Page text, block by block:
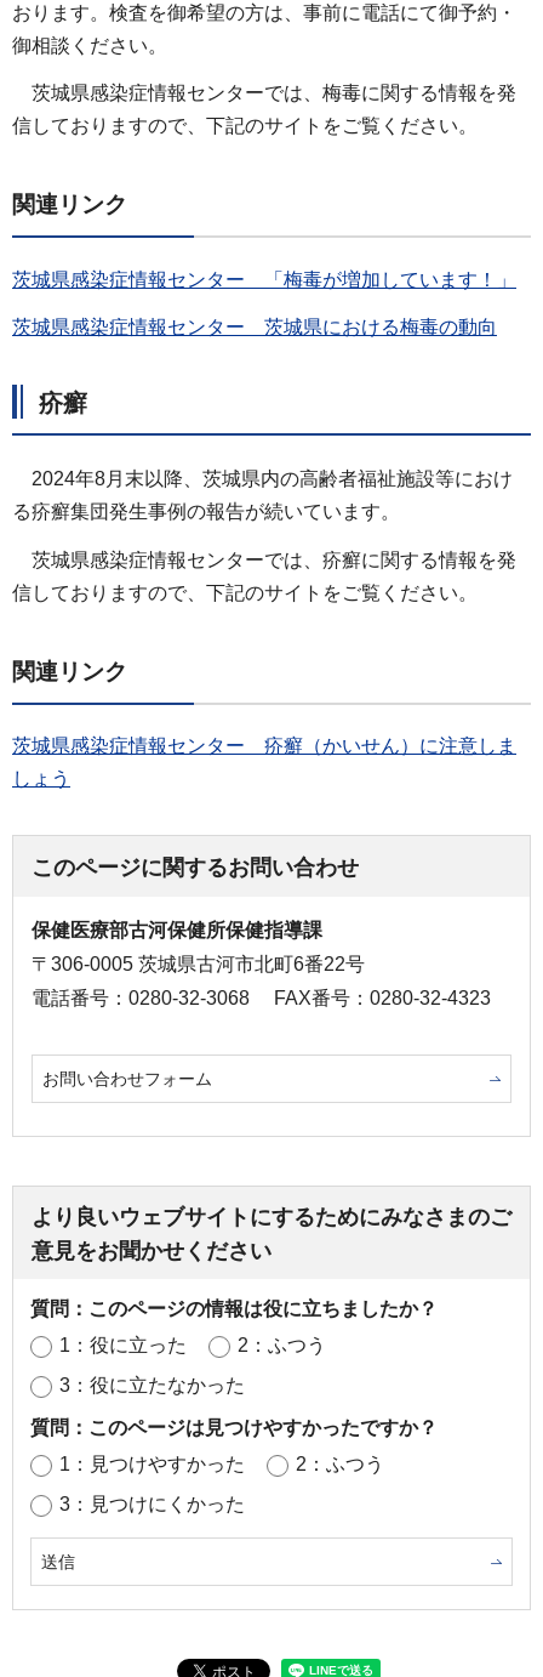
おります。検査を御希望の方は、事前に電話にて御予約・
御相談ください。
茨城県感染症情報センターでは、梅毒に関する情報を発
信しておりますので、下記のサイトをご覧ください。
関連リンク
茨城県感染症情報センター 「梅毒が増加しています！」
茨城県感染症情報センター 茨城県における梅毒の動向
疥癬
2024年8月末以降、茨城県内の高齢者福祉施設等におけ
る疥癬集団発生事例の報告が続いています。
茨城県感染症情報センターでは、疥癬に関する情報を発
信しておりますので、下記のサイトをご覧ください。
関連リンク
茨城県感染症情報センター 疥癬（かいせん）に注意しま
しょう
このページに関するお問い合わせ
保健医療部古河保健所保健指導課
〒306-0005 茨城県古河市北町6番22号
電話番号：0280-32-3068
FAX番号：0280-32-4323
お問い合わせフォーム
より良いウェブサイトにするためにみなさまのご
意見をお聞かせください
質問：このページの情報は役に立ちましたか？
1：役に立った
2：ふつう
3：役に立たなかった
質問：このページは見つけやすかったですか？
1：見つけやすかった
2：ふつう
3：見つけにくかった